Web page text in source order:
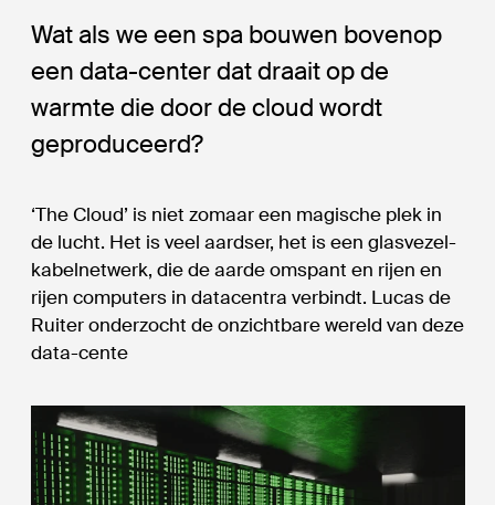
Wat als we een spa bouwen bovenop
een data-center dat draait op de
warmte die door de cloud wordt
geproduceerd?
‘The Cloud’ is niet zomaar een magische plek in
de lucht. Het is veel aardser, het is een glasvezel-
kabelnetwerk, die de aarde omspant en rijen en
rijen computers in datacentra verbindt. Lucas de
Ruiter onderzocht de onzichtbare wereld van deze
data-cente